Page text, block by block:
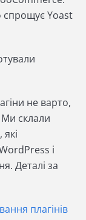
спрощує Yoast
не варто,
склали
і
Деталі за
плагінів